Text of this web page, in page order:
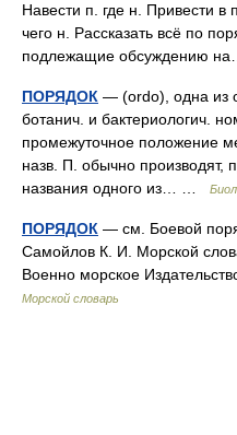
Навести п. где н. Привести в
чего н. Рассказать всё по
подлежащие обсуждению
ПОРЯДОК — (ordo), одна из
ботанич. и бактериологич.
промежуточное положение
назв. П. обычно производят,
названия одного из… …
ПОРЯДОК — см. Боевой
Самойлов К. И. Морской
Военно морское
Морской словарь